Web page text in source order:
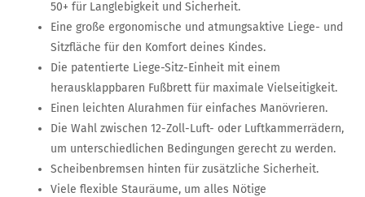
50+ für Langlebigkeit und Sicherheit.
Eine große ergonomische und atmungsaktive Liege- und
Sitzfläche für den Komfort deines Kindes.
Die patentierte Liege-Sitz-Einheit mit einem
herausklappbaren Fußbrett für maximale Vielseitigkeit.
Einen leichten Alurahmen für einfaches Manövrieren.
Die Wahl zwischen 12-Zoll-Luft- oder Luftkammerrädern,
um unterschiedlichen Bedingungen gerecht zu werden.
Scheibenbremsen hinten für zusätzliche Sicherheit.
Viele flexible Stauräume, um alles Nötige